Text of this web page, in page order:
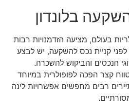
בלונדון
בעולם, מציעה הזדמנויות רבות
קניית נכס להשקעה, יש לבצע
הנכסים והביקוש להשכרה.
קצר הפכה לפופולרית במיוחד
רבים מחפשים אפשרויות לינה